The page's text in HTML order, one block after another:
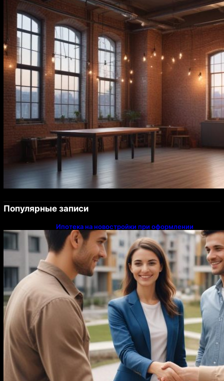
Популярные записи
Ипотека на новостройки при оформлении
напрямую у застройщика